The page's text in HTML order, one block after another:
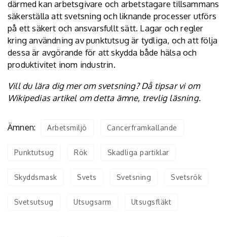
därmed kan arbetsgivare och arbetstagare tillsammans
säkerställa att svetsning och liknande processer utförs
på ett säkert och ansvarsfullt sätt. Lagar och regler
kring användning av punktutsug är tydliga, och att följa
dessa är avgörande för att skydda både hälsa och
produktivitet inom industrin.
Vill du lära dig mer om svetsning? Då tipsar vi om
Wikipedias artikelom detta ämne, trevlig läsning.
Ämnen: Arbetsmiljö Cancerframkallande
Punktutsug Rök Skadliga partiklar
Skyddsmask Svets Svetsning Svetsrök
Svetsutsug Utsugsarm Utsugsfläkt